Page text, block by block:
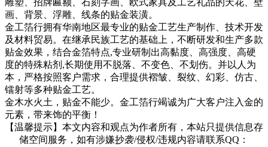
雕塑、招牌匾额、石刻字画、欧式家具及工艺礼品的天花、壁
画、背景、浮雕、线条的贴金装潢。
金工箔行拥有华南地区最专业的贴金工艺生产制作、技术开发
及材料贸易。在继承民族工艺的基础上，不断研发和生产多款
贴金效果，结合金箔特点,专业研制出高黏度、高强度、高硬
度的特殊粘剂,长期使用不脱落、不变色、不划伤。并以人为
本，严格按照客户需求，合理提供褶皱、裂纹、幻彩、仿古、
镭射等多种贴金工艺。
金木水火土，贴金不能少。金工箔行竭诚为广大客户注入金的
元素，带来饰的平衡！
【温馨提示】本文内容和观点为作者所有，本站只提供信息存
储空间服务，如有涉嫌抄袭/侵权/违规内容请联系QQ：